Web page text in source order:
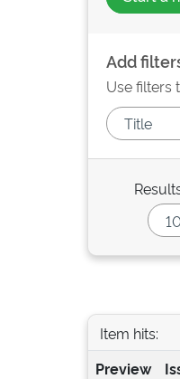
Add
Use filters
Item hits:
Preview